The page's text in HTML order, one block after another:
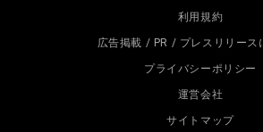
利用規約
広告掲載 / PR / プレスリリース
プライバシーポリシー
運営会社
サイトマップ